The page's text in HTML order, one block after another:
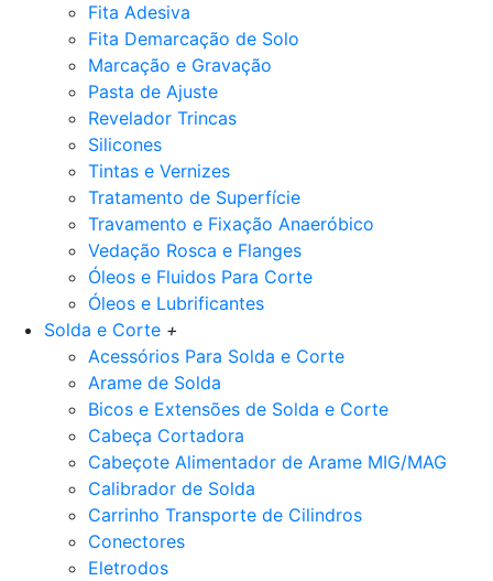
Fita Adesiva
Fita Demarcação de Solo
Marcação e Gravação
Pasta de Ajuste
Revelador Trincas
Silicones
Tintas e Vernizes
Tratamento de Superfície
Travamento e Fixação Anaeróbico
Vedação Rosca e Flanges
Óleos e Fluidos Para Corte
Óleos e Lubrificantes
Solda e Corte +
Acessórios Para Solda e Corte
Arame de Solda
Bicos e Extensões de Solda e Corte
Cabeça Cortadora
Cabeçote Alimentador de Arame MIG/MAG
Calibrador de Solda
Carrinho Transporte de Cilindros
Conectores
Eletrodos